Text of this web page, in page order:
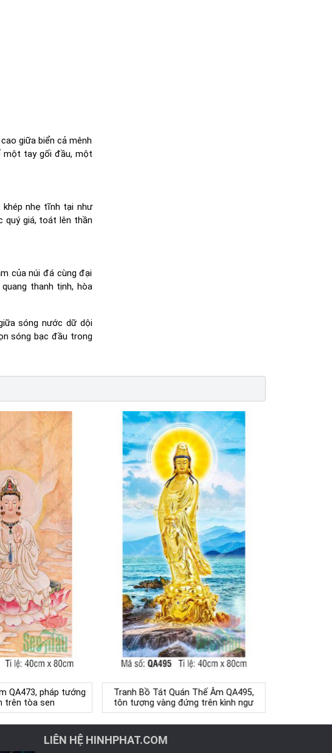
giữa biển cả mênh
một tay gối đầu, một
nhẹ tĩnh tại như
quý giá, toát lên thần
của núi đá cùng đại
thanh tịnh, hòa
sóng nước dữ dội
sóng bạc đầu trong
QA473, pháp tướng
trên tòa sen
Tranh Bồ Tát Quán Thế Âm QA495,
tôn tượng vàng đứng trên kình ngư
LIÊN HỆ HINHPHAT.COM